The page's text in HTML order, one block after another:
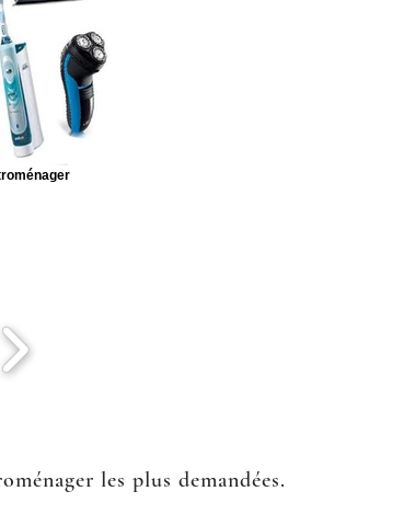
les plus demandées.